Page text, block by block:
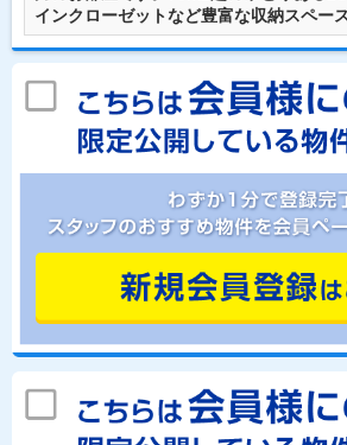
インクローゼットなど豊富な収納スペー